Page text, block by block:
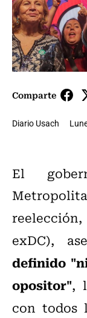
Comparte
Diario Usach
El
exDC),
definido
opositor",
con todos